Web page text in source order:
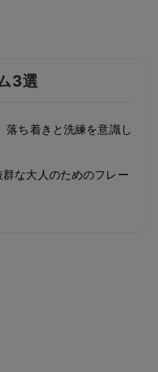
3選
落ち着きと洗練を意識し
な大人のためのフレー